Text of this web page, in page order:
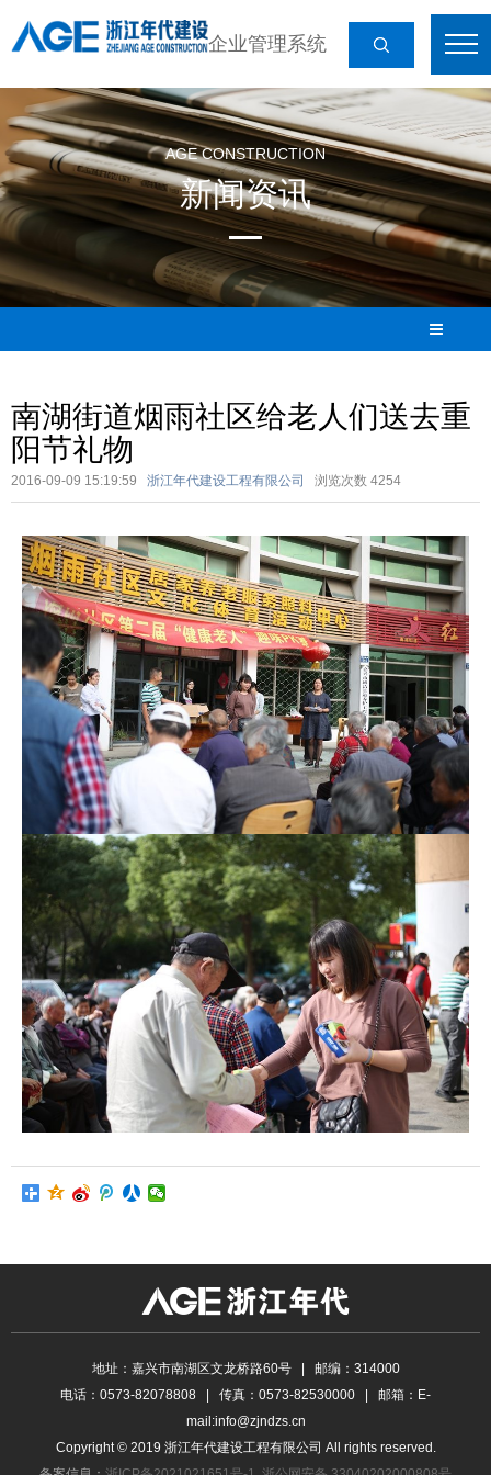
企业管理系统
AGE CONSTRUCTION
新闻资讯
南湖街道烟雨社区给老人们送去重
阳节礼物
2016-09-09 15:19:59 浙江年代建设工程有限公司 浏览次数 4254
地址：嘉兴市南湖区文龙桥路60号 | 邮编：314000
电话：0573-82078808 | 传真：0573-82530000 | 邮箱：E-
mail:info@zjndzs.cn
Copyright © 2019 浙江年代建设工程有限公司 All rights reserved.